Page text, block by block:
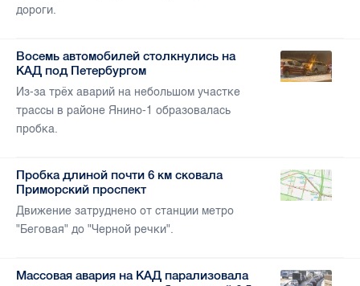
дороги.
Восемь автомобилей столкнулись на
КАД под Петербургом
Из-за трёх аварий на небольшом участке
трассы в районе Янино-1 образовалась
пробка.
Пробка длиной почти 6 км сковала
Приморский проспект
Движение затруднено от станции метро
"Беговая" до "Черной речки".
Массовая авария на КАД парализовала